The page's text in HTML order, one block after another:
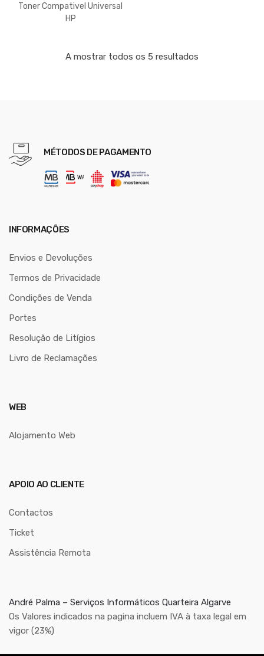
Toner Compativel Universal
HP
CAN713
A mostrar todos os 5 resultados
MÉTODOS DE PAGAMENTO
INFORMAÇÕES
Envios e Devoluções
Termos de Privacidade
Condições de Venda
Portes
Resolução de Litígios
Livro de Reclamações
WEB
Alojamento Web
APOIO AO CLIENTE
Contactos
Ticket
Assistência Remota
André Palma – Serviços Informáticos Quarteira Algarve
Os Valores indicados na pagina incluem IVA à taxa legal em
vigor (23%)